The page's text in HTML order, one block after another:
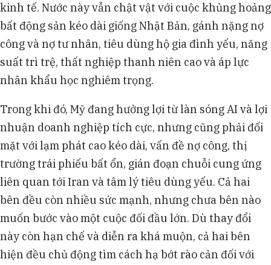
kinh tế. Nước này vẫn chật vật với cuộc khủng hoảng
bất động sản kéo dài giống Nhật Bản, gánh nặng nợ
công và nợ tư nhân, tiêu dùng hộ gia đình yếu, năng
suất trì trệ, thất nghiệp thanh niên cao và áp lực
nhân khẩu học nghiêm trọng.
Trong khi đó, Mỹ đang hưởng lợi từ làn sóng AI và lợi
nhuận doanh nghiệp tích cực, nhưng cũng phải đối
mặt với lạm phát cao kéo dài, vấn đề nợ công, thị
trường trái phiếu bất ổn, gián đoạn chuỗi cung ứng
liên quan tới Iran và tâm lý tiêu dùng yếu. Cả hai
bên đều còn nhiều sức mạnh, nhưng chưa bên nào
muốn bước vào một cuộc đối đầu lớn. Dù thay đổi
này còn hạn chế và diễn ra khá muộn, cả hai bên
hiện đều chủ động tìm cách hạ bớt rào cản đối với